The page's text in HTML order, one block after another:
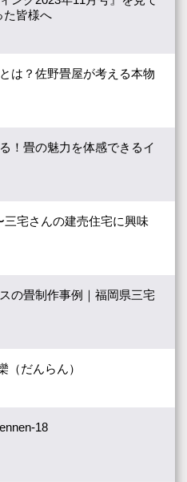
た皆様へ
は？佐野畳屋が考える本物
！畳の魅力を体感できるイ
宅さんの建売住宅に興味
の畳制作事例｜福岡県三宅
（だんらん）
18